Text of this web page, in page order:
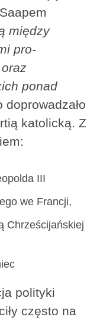
między
pro-
ponad
doprowadzało
katolicką. Z
III
we Francji,
Chrześcijańskiej
polityki
często na